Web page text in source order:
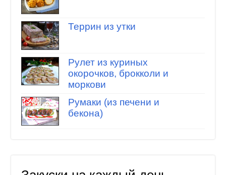
Террин из утки
Рулет из куриных
окорочков, брокколи и
моркови
Румаки (из печени и
бекона)